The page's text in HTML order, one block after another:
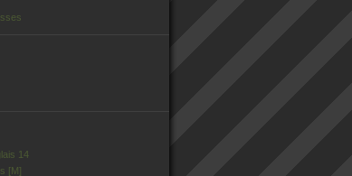
14
[M]